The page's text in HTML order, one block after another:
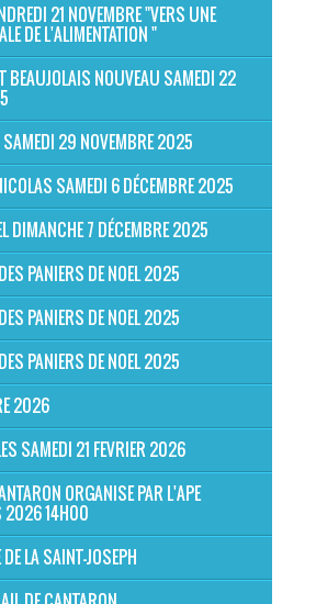
21 NOVEMBRE "VERS UNE
DE L'ALIMENTATION "
BEAUJOLAIS NOUVEAU SAMEDI 22
29 NOVEMBRE 2025
SAMEDI 6 DÉCEMBRE 2025
DIMANCHE 7 DÉCEMBRE 2025
PANIERS DE NOEL 2025
PANIERS DE NOEL 2025
PANIERS DE NOEL 2025
2026
SAMEDI 21 FEVRIER 2026
ORGANISE PAR L'APE
2026 14H00
DE LA SAINT-JOSEPH